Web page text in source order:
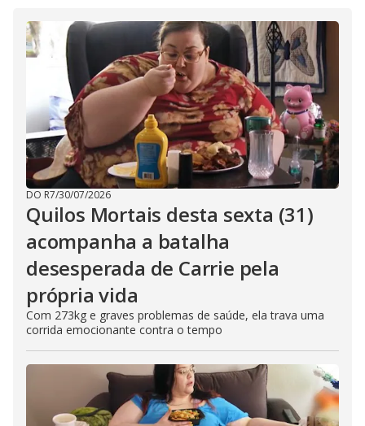
DO R7/30/07/2026
Quilos Mortais desta sexta (31)
acompanha a batalha
desesperada de Carrie pela
própria vida
Com 273kg e graves problemas de saúde, ela trava uma
corrida emocionante contra o tempo